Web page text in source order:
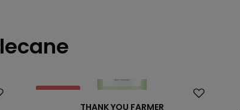
Promocja
Nasz bestsellerTHANK YOU FARMER